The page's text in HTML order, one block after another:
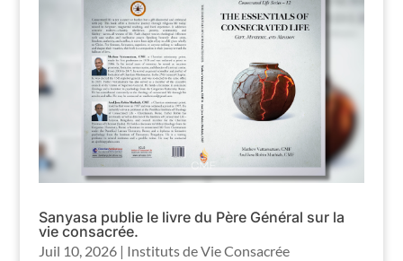
Sanyasa publie le livre du Père Général sur la
vie consacrée.
Juil 10, 2026| Instituts de Vie Consacrée